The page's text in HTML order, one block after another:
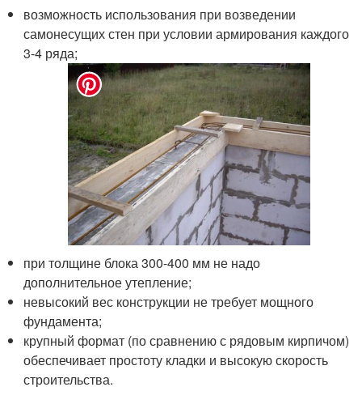
возможность использования при возведении
самонесущих стен при условии армирования каждого
3-4 ряда;
при толщине блока 300-400 мм не надо
дополнительное утепление;
невысокий вес конструкции не требует мощного
фундамента;
крупный формат (по сравнению с рядовым кирпичом)
обеспечивает простоту кладки и высокую скорость
строительства.